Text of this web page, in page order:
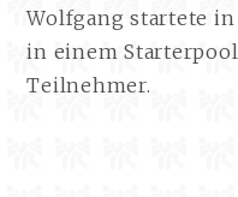
Wolfgang startete in
in einem
Teilnehmer.